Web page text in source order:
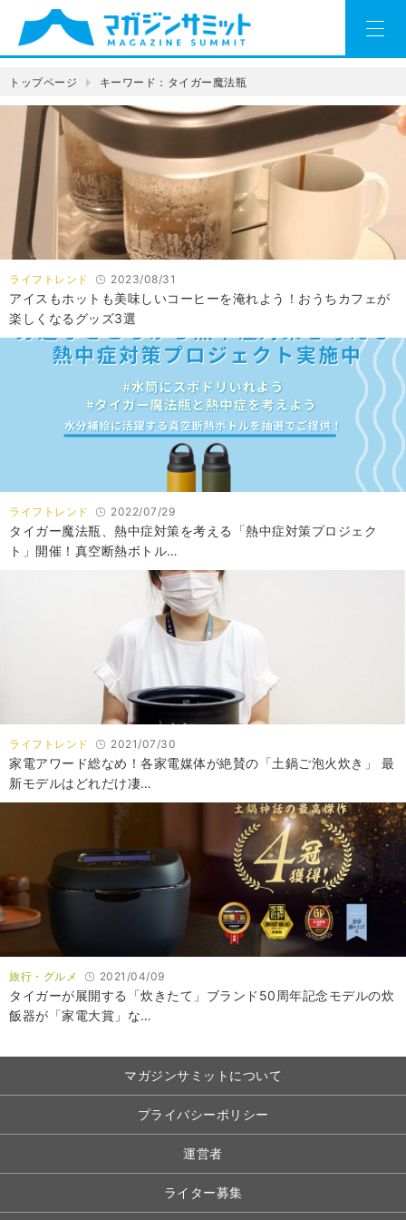
トップページ キーワード：タイガー魔法瓶
ライフトレンド 2023/08/31
アイスもホットも美味しいコーヒーを淹れよう！おうちカフェが
楽しくなるグッズ3選
ライフトレンド 2022/07/29
タイガー魔法瓶、熱中症対策を考える「熱中症対策プロジェク
ト」開催！真空断熱ボトル…
ライフトレンド 2021/07/30
家電アワード総なめ！各家電媒体が絶賛の「土鍋ご泡火炊き」 最
新モデルはどれだけ凄…
旅行・グルメ 2021/04/09
タイガーが展開する「炊きたて」ブランド50周年記念モデルの炊
飯器が「家電大賞」な…
マガジンサミットについて
プライバシーポリシー
運営者
ライター募集